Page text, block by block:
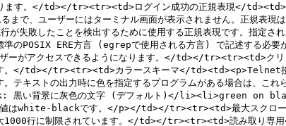
す。</td></tr><tr><td>ログイン成功の正規表現</td><td>
まで、ユーザーにはターミナル画面が表示されません。正規表
したことを検出するために使用する正規表現です。指定さ
標準のPOSIX ERE方言 (egrepで使用される方言) で記述す
ザーがアクセスできるようになります。</td></tr><tr><td>ク
す。</td></tr><tr><td>カラースキーマ</td><td><p>Telnet接
テキストの出力時に色を指定するプログラムがある場合は、これ
背景に灰色の文字 (デフォルト)</li><li>green on
white-blackです。</p></td></tr><tr><td>最大スクロール
1000行に制限されています。</td></tr><tr><td>読み取り専